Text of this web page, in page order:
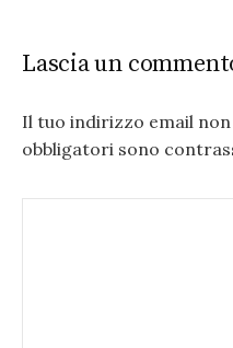
Lascia un
Il tuo indirizzo email
obbligatori sono